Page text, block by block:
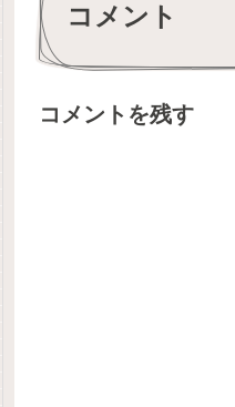
コメント
コメントを残す